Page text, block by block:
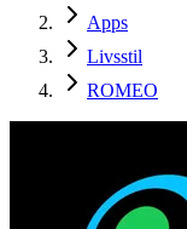
Apps
Livsstil
ROMEO